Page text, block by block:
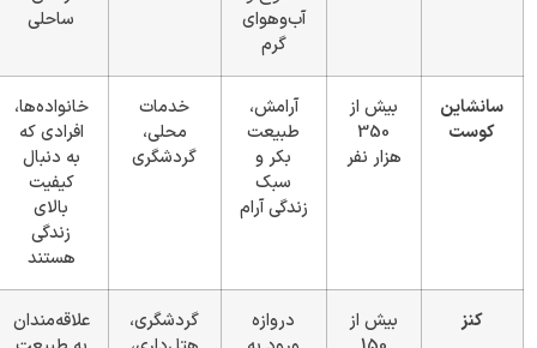
آب‌وهوای
گرم
ساحلی
سانشاین
کوست
بیش از
350
هزار نفر
آرامش،
طبیعت
بکر و
سبک
زندگی آرام
خدمات
محلی،
گردشگری
خانواده‌ها،
افرادی که
به دنبال
کیفیت
بالای
زندگی
هستند
کنز
بیش از
دروازه
گردشگری،
علاقه‌مندان